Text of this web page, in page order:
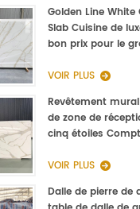
Golden Line White
Slab Cuisine de
bon prix pour le
VOIR PLUS
Revêtement
de zone de
cinq étoiles
VOIR PLUS
Dalle de pierre de